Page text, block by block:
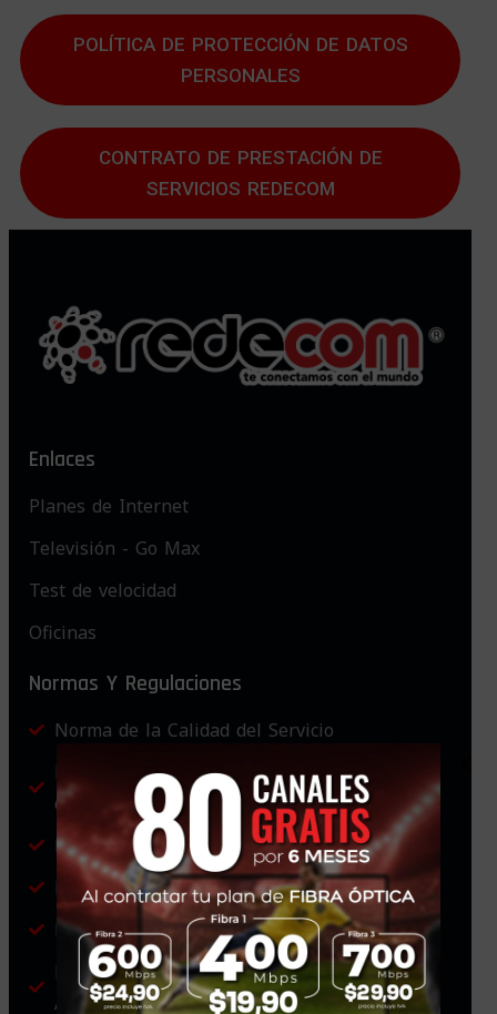
POLÍTICA DE PROTECCIÓN DE DATOS
PERSONALES
CONTRATO DE PRESTACIÓN DE
SERVICIOS REDECOM
Enlaces
Planes de Internet
Televisión - Go Max
Test de velocidad
Oficinas
Normas Y Regulaciones
Norma de la Calidad del Servicio
Norma de Condiciones Generales Contratos
de Adhesión
Ley Orgánica de Discapacidades
Reglamento Ley Orgánica de Discapacidades
Ley Orgánica de Personas Adultas Mayores
Reglamento Ley Orgánica de las Personas
Adultas Mayores